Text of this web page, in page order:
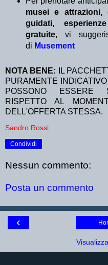
musei e attrazioni,
guidati,
gratuite, vi
di Musement
NOTA BENE:
IL
PURAMENTE
POSSONO ESSERE
RISPETTO AL
DELL'OFFERTA STESSA.
Sandro Rossi
Condividi
Nessun commento:
Posta un commento
‹